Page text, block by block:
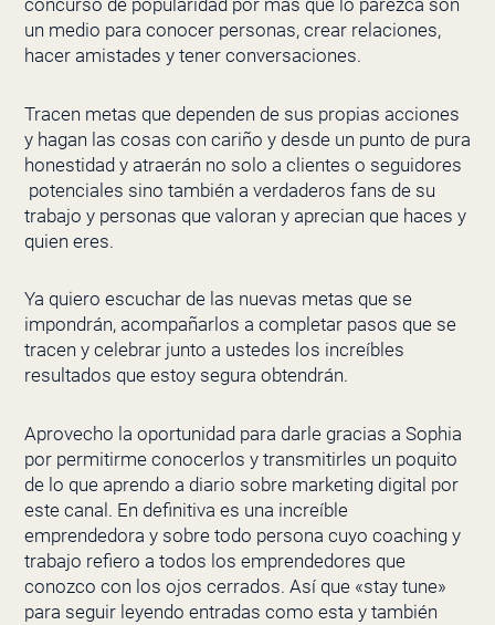
un medio para conocer personas, crear relaciones,
hacer amistades y tener conversaciones.
Tracen metas que dependen de sus propias acciones
y hagan las cosas con cariño y desde un punto de pura
honestidad y atraerán no solo a clientes o seguidores
potenciales sino también a verdaderos fans de su
trabajo y personas que valoran y aprecian que haces y
quien eres.
Ya quiero escuchar de las nuevas metas que se
impondrán, acompañarlos a completar pasos que se
tracen y celebrar junto a ustedes los increíbles
resultados que estoy segura obtendrán.
Aprovecho la oportunidad para darle gracias a Sophia
por permitirme conocerlos y transmitirles un poquito
de lo que aprendo a diario sobre marketing digital por
este canal. En definitiva es una increíble
emprendedora y sobre todo persona cuyo coaching y
trabajo refiero a todos los emprendedores que
conozco con los ojos cerrados. Así que «stay tune»
para seguir leyendo entradas como esta y también